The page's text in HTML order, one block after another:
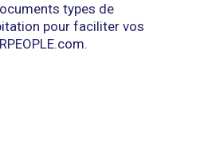
types de
pour faciliter vos